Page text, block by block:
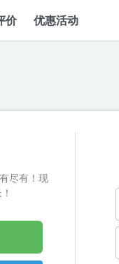
价 优惠活动
尽有！现